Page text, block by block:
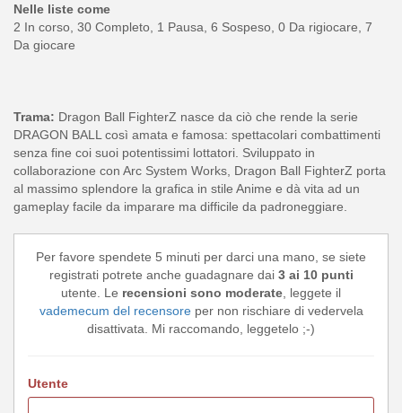
Nelle liste come
2 In corso, 30 Completo, 1 Pausa, 6 Sospeso, 0 Da rigiocare, 7
Da giocare
Trama: Dragon Ball FighterZ nasce da ciò che rende la serie
DRAGON BALL così amata e famosa: spettacolari combattimenti
senza fine coi suoi potentissimi lottatori. Sviluppato in
collaborazione con Arc System Works, Dragon Ball FighterZ porta
al massimo splendore la grafica in stile Anime e dà vita ad un
gameplay facile da imparare ma difficile da padroneggiare.
Per favore spendete 5 minuti per darci una mano, se siete
registrati potrete anche guadagnare dai 3 ai 10 punti
utente. Le recensioni sono moderate, leggete il
vademecum del recensoreper non rischiare di vedervela
disattivata. Mi raccomando, leggetelo ;-)
Utente